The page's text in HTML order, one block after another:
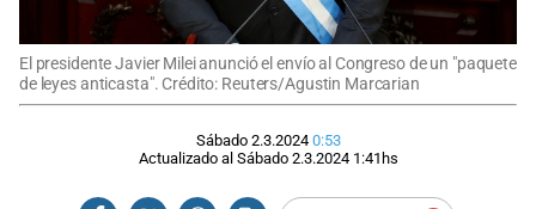
El presidente Javier Milei anunció el envío al Congreso de un "paquete
de leyes anticasta". Crédito: Reuters/Agustin Marcarian
Sábado 2.3.2024 0:53
Actualizado al Sábado 2.3.2024 1:41hs